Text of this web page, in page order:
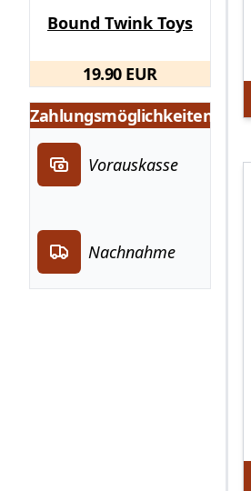
Bound Twink Toys
19.90 EUR
Zahlungsmöglichkeiten
Vorauskasse
Nachnahme